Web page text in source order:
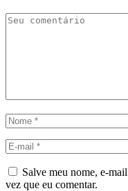
Salve meu nome, e-
vez que eu comentar.